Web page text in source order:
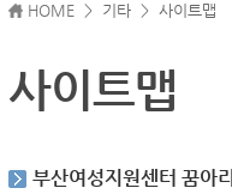
HOME > 기타 > 사이트맵
사이트맵
부산여성지원센터 꿈아리